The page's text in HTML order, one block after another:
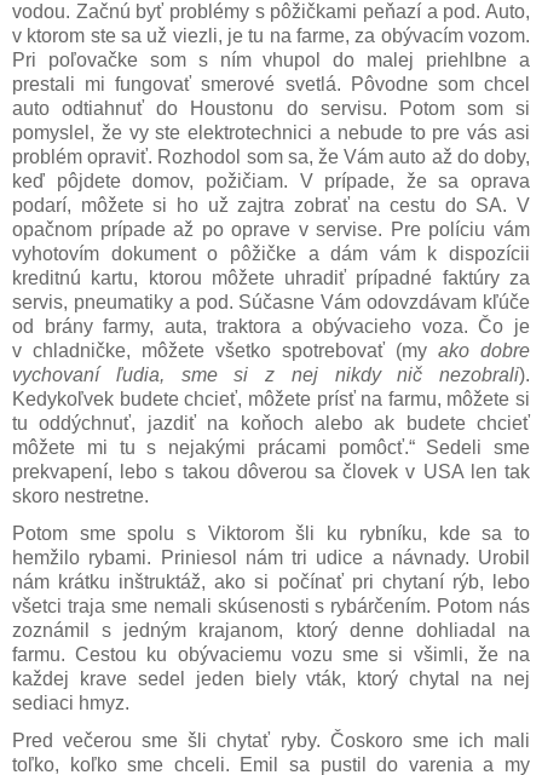
vodou. Začnú byť problémy s pôžičkami peňazí a pod. Auto,
v ktorom ste sa už viezli, je tu na farme, za obývacím vozom.
Pri poľovačke som s ním vhupol do malej priehlbne a
prestali mi fungovať smerové svetlá. Pôvodne som chcel
auto odtiahnuť do Houstonu do servisu. Potom som si
pomyslel, že vy ste elektrotechnici a nebude to pre vás asi
problém opraviť. Rozhodol som sa, že Vám auto až do doby,
keď pôjdete domov, požičiam. V prípade, že sa oprava
podarí, môžete si ho už zajtra zobrať na cestu do SA. V
opačnom prípade až po oprave v servise. Pre políciu vám
vyhotovím dokument o pôžičke a dám vám k dispozícii
kreditnú kartu, ktorou môžete uhradiť prípadné faktúry za
servis, pneumatiky a pod. Súčasne Vám odovzdávam kľúče
od brány farmy, auta, traktora a obývacieho voza. Čo je
v chladničke, môžete všetko spotrebovať (my ako dobre
vychovaní ľudia, sme si z nej nikdy nič nezobrali).
Kedykoľvek budete chcieť, môžete prísť na farmu, môžete si
tu oddýchnuť, jazdiť na koňoch alebo ak budete chcieť
môžete mi tu s nejakými prácami pomôcť.“ Sedeli sme
prekvapení, lebo s takou dôverou sa človek v USA len tak
skoro nestretne.
Potom sme spolu s Viktorom šli ku rybníku, kde sa to
hemžilo rybami. Priniesol nám tri udice a návnady. Urobil
nám krátku inštruktáž, ako si počínať pri chytaní rýb, lebo
všetci traja sme nemali skúsenosti s rybárčením. Potom nás
zoznámil s jedným krajanom, ktorý denne dohliadal na
farmu. Cestou ku obývaciemu vozu sme si všimli, že na
každej krave sedel jeden biely vták, ktorý chytal na nej
sediaci hmyz.
Pred večerou sme šli chytať ryby. Čoskoro sme ich mali
toľko, koľko sme chceli. Emil sa pustil do varenia a my